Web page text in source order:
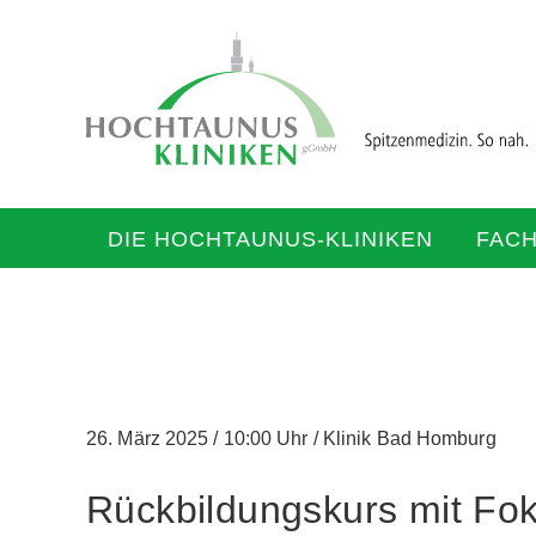
DIE HOCHTAUNUS-KLINIKEN
26. März 2025/10:00 Uhr /Klinik Bad Homburg
Rückbildungskurs mit